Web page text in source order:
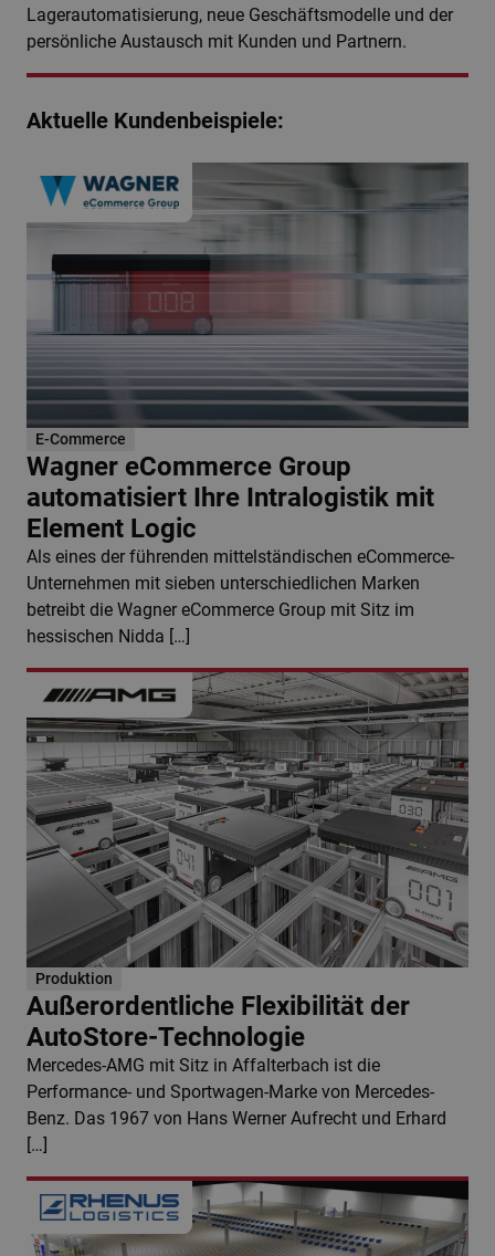
Lagerautomatisierung, neue Geschäftsmodelle und der
persönliche Austausch mit Kunden und Partnern.
Aktuelle Kundenbeispiele:
E-Commerce
Wagner eCommerce Group
automatisiert Ihre Intralogistik mit
Element Logic
Als eines der führenden mittelständischen eCommerce-
Unternehmen mit sieben unterschiedlichen Marken
betreibt die Wagner eCommerce Group mit Sitz im
hessischen Nidda […]
Produktion
Außerordentliche Flexibilität der
AutoStore-Technologie
Mercedes-AMG mit Sitz in Affalterbach ist die
Performance- und Sportwagen-Marke von Mercedes-
Benz. Das 1967 von Hans Werner Aufrecht und Erhard
[…]